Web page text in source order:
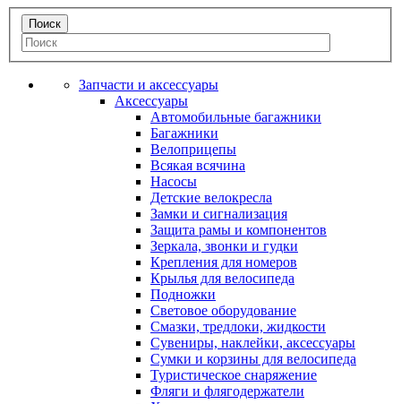
Запчасти и аксессуары
Аксессуары
Автомобильные багажники
Багажники
Велоприцепы
Всякая всячина
Насосы
Детские велокресла
Замки и сигнализация
Защита рамы и компонентов
Зеркала, звонки и гудки
Крепления для номеров
Крылья для велосипеда
Подножки
Световое оборудование
Смазки, тредлоки, жидкости
Сувениры, наклейки, аксессуары
Сумки и корзины для велосипеда
Туристическое снаряжение
Фляги и флягодержатели